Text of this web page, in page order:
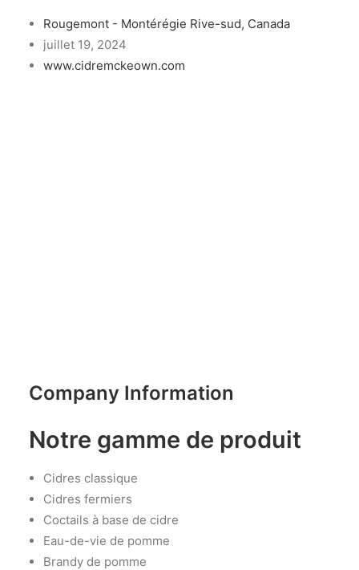
Rougemont - Montérégie Rive-sud, Canada
juillet 19, 2024
www.cidremckeown.com
Company Information
Notre gamme de produit
Cidres classique
Cidres fermiers
Coctails à base de cidre
Eau-de-vie de pomme
Brandy de pomme